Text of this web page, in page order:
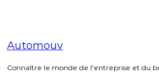
Automouv
Connaître le monde de l'entreprise et du